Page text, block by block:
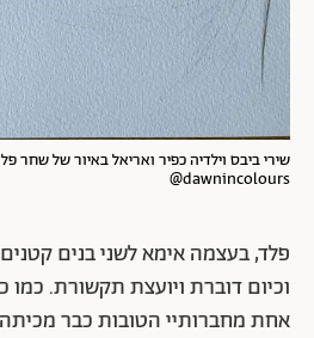
שירי ביבס וילדיה כפיר ואריאל באיור של שחר
dawnincolours@
פלד, בעצמה אימא לשני בנים
וכיום דוברת ויועצת תקשורת. כמו